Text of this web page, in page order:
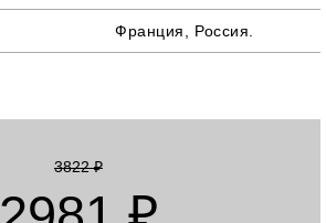
Франция, Россия.
3822 ₽